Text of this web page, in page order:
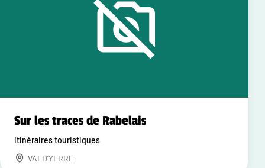
Sur les traces de Rabelais
Itinéraires touristiques
VALD'YERRE